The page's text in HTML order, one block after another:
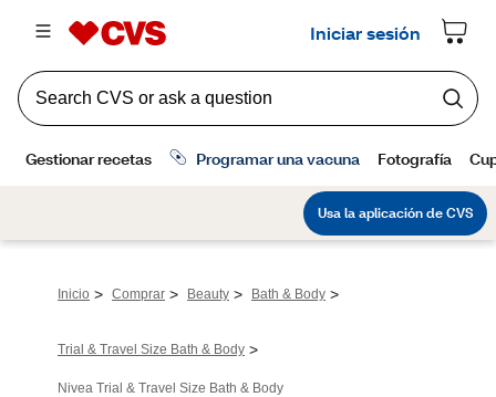
Inicio > Comprar > Beauty > Bath & Body >
Trial & Travel Size Bath & Body >
Nivea Trial & Travel Size Bath & Body